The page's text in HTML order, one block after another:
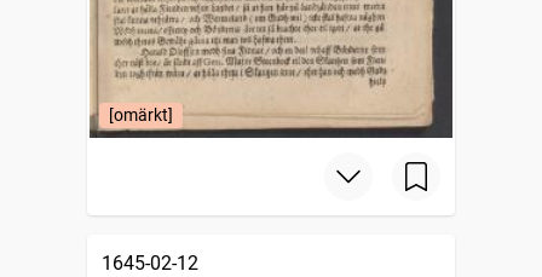
[omärkt]
1645-02-12